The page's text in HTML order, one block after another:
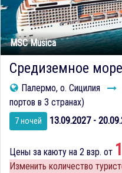
MSC Musica
Средиземное
Палермо, о. Сицилия
портов в 3 странах)
7 ночей 13.09.2027 -
Цены за каюту на 2 взр. от
Изменить количество